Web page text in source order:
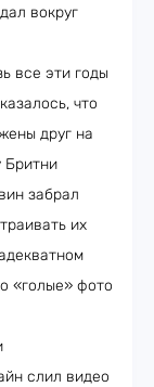
вокруг
все эти годы
что
друг на
Бритни
забрал
их
«голые» фото
слил видео